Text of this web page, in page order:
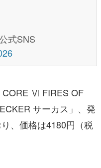
式SNS
CORE Ⅵ FIRES OF
サーカス」、発
、価格は4180円（税